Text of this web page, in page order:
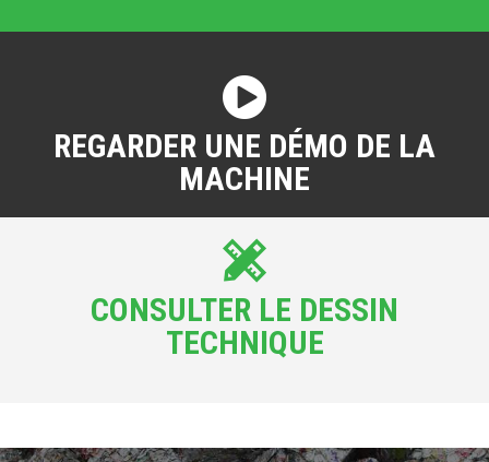
REGARDER UNE DÉMO DE LA
MACHINE
CONSULTER LE DESSIN
TECHNIQUE